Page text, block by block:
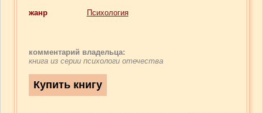
жанр Психология
комментарий владельца:
книга из серии психологи отечества